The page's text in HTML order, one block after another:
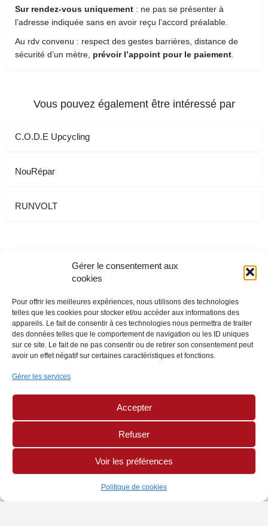
Gérer le consentement aux
cookies
Pour offrir les meilleures expériences, nous utilisons des technologies
telles que les cookies pour stocker et/ou accéder aux informations des
appareils. Le fait de consentir à ces technologies nous permettra de traiter
des données telles que le comportement de navigation ou les ID uniques
sur ce site. Le fait de ne pas consentir ou de retirer son consentement peut
avoir un effet négatif sur certaines caractéristiques et fonctions.
Gérer les services
Accepter
Refuser
Voir les préférences
Politique de cookies
Sur rendez-vous uniquement : ne pas se présenter à
l’adresse indiquée sans en avoir reçu l’accord préalable.
Au rdv convenu : respect des gestes barrières, distance de
sécurité d’un mètre, prévoir l’appoint pour le paiement
Vous pouvez également être intéressé par
C.O.D.E Upcycling
NouRépar
RUNVOLT